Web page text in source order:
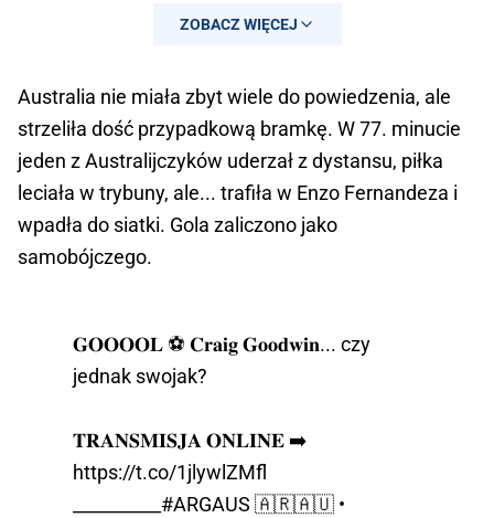
ZOBACZ WIĘCEJ
Australia nie miała zbyt wiele do powiedzenia, ale
strzeliła dość przypadkową bramkę. W 77. minucie
jeden z Australijczyków uderzał z dystansu, piłka
leciała w trybuny, ale... trafiła w Enzo Fernandeza i
wpadła do siatki. Gola zaliczono jako
samobójczego.
𝐆𝐎𝐎𝐎𝐎𝐋 ⚽ 𝐂𝐫𝐚𝐢𝐠 𝐆𝐨𝐨𝐝𝐰𝐢𝐧... czy
jednak swojak?
𝐓𝐑𝐀𝐍𝐒𝐌𝐈𝐒𝐉𝐀 𝐎𝐍𝐋𝐈𝐍𝐄 ➡️
https://t.co/1jlywlZMfl
#ARGAUS 🇦🇷🇦🇺 󠁧󠁢󠁥󠁮󠁧•